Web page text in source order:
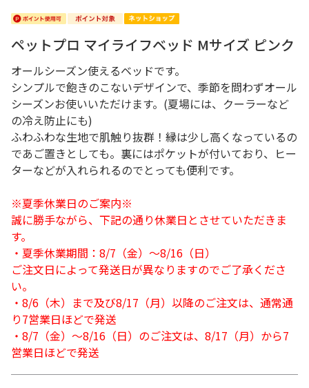
ペットプロ マイライフベッド Mサイズ ピンク
オールシーズン使えるベッドです。
シンプルで飽きのこないデザインで、季節を問わずオール
シーズンお使いいただけます。(夏場には、クーラーなど
の冷え防止にも)
ふわふわな生地で肌触り抜群！縁は少し高くなっているの
であご置きとしても。裏にはポケットが付いており、ヒー
ターなどが入れられるのでとっても便利です。
※夏季休業日のご案内※
誠に勝手ながら、下記の通り休業日とさせていただきま
す。
・夏季休業期間：8/7（金）～8/16（日）
ご注文日によって発送日が異なりますのでご了承くださ
い。
・8/6（木）まで及び8/17（月）以降のご注文は、通常通
り7営業日ほどで発送
・8/7（金）～8/16（日）のご注文は、8/17（月）から7
営業日ほどで発送